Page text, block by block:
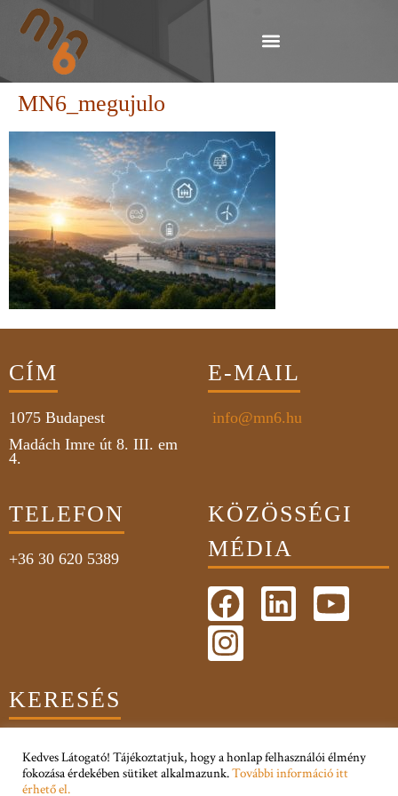
MN6_megujulo
CÍM
1075 Budapest
Madách Imre út 8. III. em
4.
E-MAIL
info@mn6.hu
TELEFON
+36 30 620 5389
KÖZÖSSÉGI
MÉDIA
KERESÉS
Adatkezelési Tájékoztató
Kedves Látogató! Tájékoztatjuk, hogy a honlap felhasználói élmény
fokozása érdekében sütiket alkalmazunk.További információ itt
érhető el.